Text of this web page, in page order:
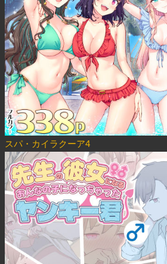
スパ・カイラクーア4